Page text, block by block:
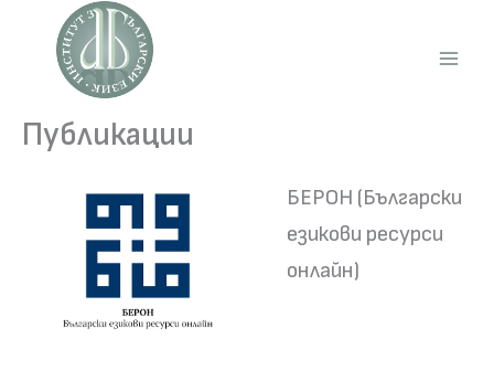
content
Публикации
БЕРОН (Български
езикови ресурси
онлайн)